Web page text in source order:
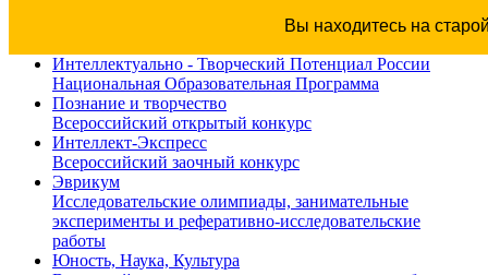
Вы находитесь на
Интеллектуально - Творческий Потенциал России
Национальная Образовательная Программа
Познание и творчество
Всероссийский открытый конкурс
Интеллект-Экспресс
Всероссийский заочный конкурс
Эврикум
Исследовательские олимпиады, занимательные
эксперименты и реферативно-исследовательские
работы
Юность, Наука, Культура